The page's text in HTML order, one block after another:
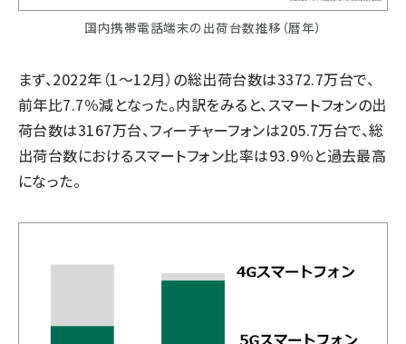
国内携帯電話端末の出荷台数推移（暦年）
まず、2022年（1～12月）の総出荷台数は3372.7万台で、
前年比7.7％減となった。内訳をみると、スマートフォンの出
荷台数は3167万台、フィーチャーフォンは205.7万台で、総
出荷台数におけるスマートフォン比率は93.9％と過去最高
になった。